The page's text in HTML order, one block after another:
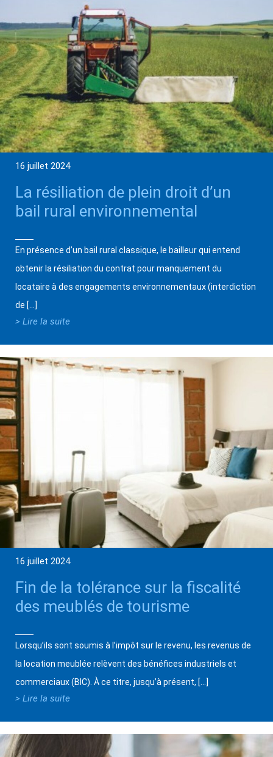
16 juillet 2024
La résiliation de plein droit d’un
bail rural environnemental
En présence d’un bail rural classique, le bailleur qui entend
obtenir la résiliation du contrat pour manquement du
locataire à des engagements environnementaux (interdiction
de […]
> Lire la suite
16 juillet 2024
Fin de la tolérance sur la fiscalité
des meublés de tourisme
Lorsqu’ils sont soumis à l’impôt sur le revenu, les revenus de
la location meublée relèvent des bénéfices industriels et
commerciaux (BIC). À ce titre, jusqu’à présent, […]
> Lire la suite